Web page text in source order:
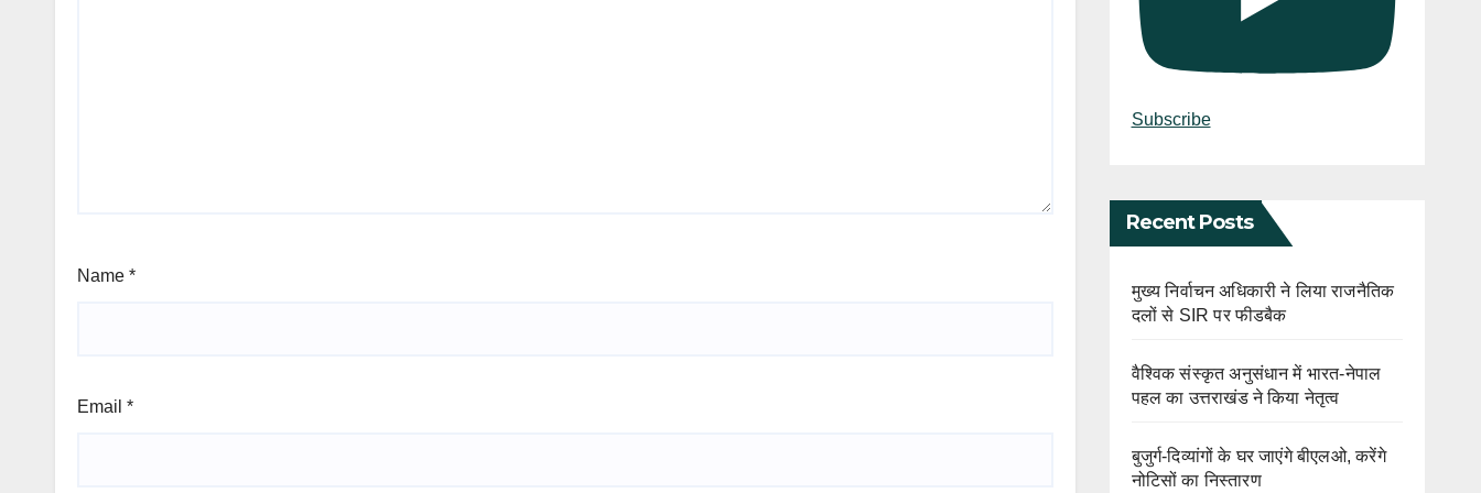
Name *
Email *
Subscribe
Recent Posts
मुख्य निर्वाचन अधिकारी ने लिया राजनैतिक
दलों से SIR पर फीडबैक
वैश्विक संस्कृत अनुसंधान में भारत-नेपाल
पहल का उत्तराखंड ने किया नेतृत्व
बुजुर्ग-दिव्यांगों के घर जाएंगे बीएलओ, करेंगे
नोटिसों का निस्तारण